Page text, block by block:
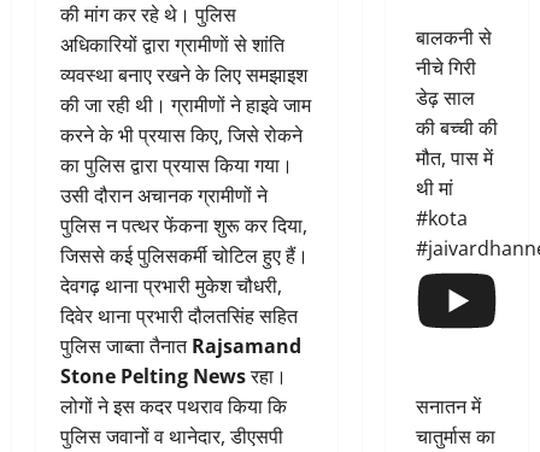
की मांग कर रहे थे। पुलिस
अधिकारियों द्वारा ग्रामीणाें से शांति
व्यवस्था बनाए रखने के लिए समझाइश
की जा रही थी। ग्रामीणों ने हाइवे जाम
करने के भी प्रयास किए, जिसे रोकने
का पुलिस द्वारा प्रयास किया गया।
उसी दौरान अचानक ग्रामीणों ने
पुलिस न पत्थर फेंकना शुरू कर दिया,
जिससे कई पुलिसकर्मी चोटिल हुए हैं।
देवगढ़ थाना प्रभारी मुकेश चौधरी,
दिवेर थाना प्रभारी दौलतसिंह सहित
पुलिस जाब्ता तैनातRajsamand
Stone Pelting Newsरहा।
लोगों ने इस कदर पथराव किया कि
पुलिस जवानों व थानेदार, डीएसपी
बालकनी से
नीचे गिरी
डेढ़ साल
की बच्ची की
मौत, पास में
थी मां
#kota
सनातन में
चातुर्मास का